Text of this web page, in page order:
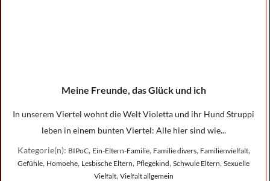
Meine Freunde, das Glück und ich
In unserem Viertel wohnt die Welt Violetta und ihr Hund Struppi
leben in einem bunten Viertel: Alle hier sind wie...
Kategorie(n): BIPoC, Ein-Eltern-Familie, Familie divers, Familienvielfalt,
Gefühle, Homoehe, Lesbische Eltern, Pflegekind, Schwule Eltern, Sexuelle
Vielfalt, Vielfalt allgemein